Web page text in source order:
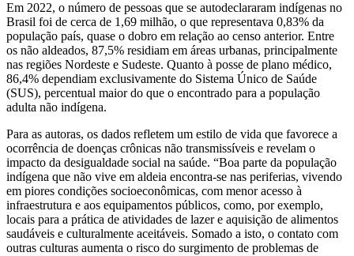
Em 2022, o número de pessoas que se autodeclararam indígenas no
Brasil foi de cerca de 1,69 milhão, o que representava 0,83% da
população país, quase o dobro em relação ao censo anterior. Entre
os não aldeados, 87,5% residiam em áreas urbanas, principalmente
nas regiões Nordeste e Sudeste. Quanto à posse de plano médico,
86,4% dependiam exclusivamente do Sistema Único de Saúde
(SUS), percentual maior do que o encontrado para a população
adulta não indígena.
Para as autoras, os dados refletem um estilo de vida que favorece a
ocorrência de doenças crônicas não transmissíveis e revelam o
impacto da desigualdade social na saúde. “Boa parte da população
indígena que não vive em aldeia encontra-se nas periferias, vivendo
em piores condições socioeconômicas, com menor acesso à
infraestrutura e aos equipamentos públicos, como, por exemplo,
locais para a prática de atividades de lazer e aquisição de alimentos
saudáveis e culturalmente aceitáveis. Somado a isto, o contato com
outras culturas aumenta o risco do surgimento de problemas de